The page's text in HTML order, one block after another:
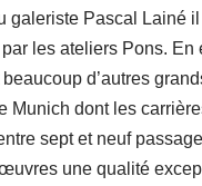
galeriste Pascal Lainé
les ateliers Pons. En
d’autres
Munich dont les
sept et neuf
une qualité